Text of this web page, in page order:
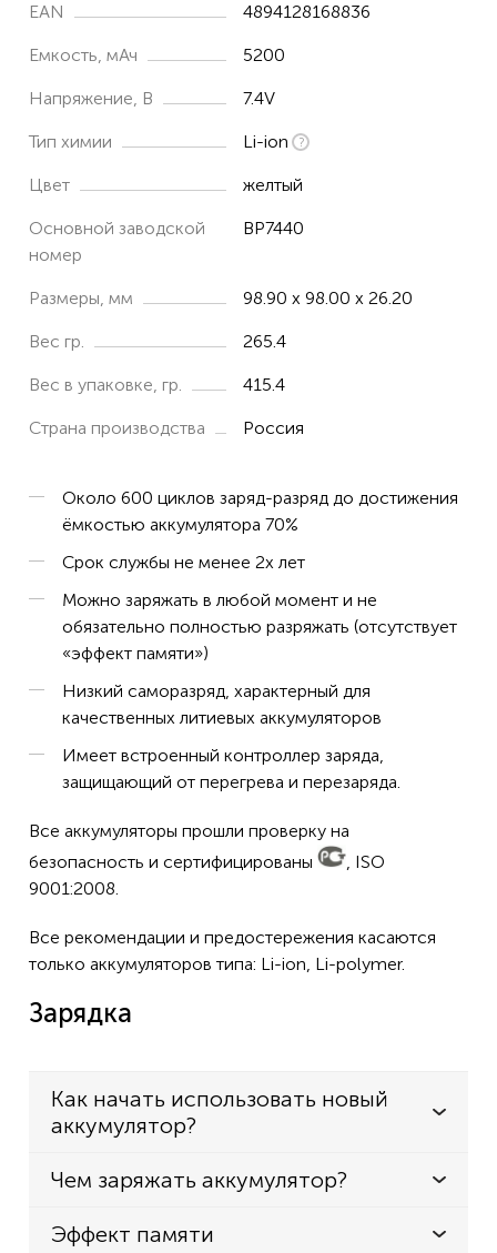
EAN 4894128168836
Емкость, мАч 5200
Напряжение, В 7.4V
Тип химии Li-ion
Цвет желтый
Основной заводской
номер
BP7440
Размеры, мм 98.90 x 98.00 x 26.20
Вес гр. 265.4
Вес в упаковке, гр. 415.4
Страна производства Россия
Около 600 циклов заряд-разряд до достижения
ёмкостью аккумулятора 70%
Срок службы не менее 2х лет
Можно заряжать в любой момент и не
обязательно полностью разряжать (отсутствует
«эффект памяти»)
Низкий саморазряд, характерный для
качественных литиевых аккумуляторов
Имеет встроенный контроллер заряда,
защищающий от перегрева и перезаряда.
Все аккумуляторы прошли проверку на
безопасность и сертифицированы
, ISO
9001:2008.
Все рекомендации и предостережения касаются
только аккумуляторов типа: Li-ion, Li-polymer.
Зарядка
Как начать использовать новый
аккумулятор?
Чем заряжать аккумулятор?
Эффект памяти